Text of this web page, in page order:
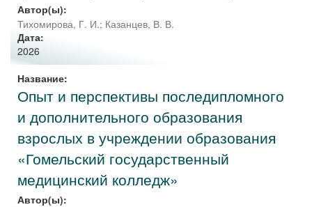
Автор(ы):
Тихомирова, Г. И.; Казанцев, В. В.
Дата:
2026
Название:
Опыт и перспективы последипломного
и дополнительного образования
взрослых в учреждении образования
«Гомельский государственный
медицинский колледж»
Автор(ы):